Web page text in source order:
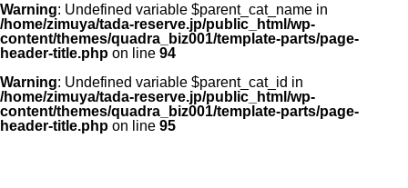
Warning: Undefined variable $parent_cat_name in
/home/zimuya/tada-reserve.jp/public_html/wp-
content/themes/quadra_biz001/template-parts/page-
header-title.php on line 94
Warning: Undefined variable $parent_cat_id in
/home/zimuya/tada-reserve.jp/public_html/wp-
content/themes/quadra_biz001/template-parts/page-
header-title.php on line 95